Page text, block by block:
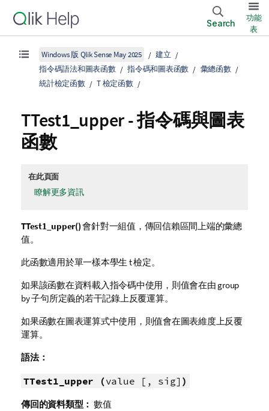
Search
功能
表
Windows 版 Qlik Sense May 2025
建立
指令碼語法和圖表函數
指令碼和圖表函數
彙總函數
統計檢定函數
T 檢定函數
TTest1_upper- 指令碼與圖表
函數
在此頁面
瞭解更多資訊
TTest1_upper()會針對一組值，傳回信賴區間上端的彙總
值。
此函數適用於單一樣本學生 t 檢定。
如果該函數在資料載入指令碼中使用，則值會在由 group
by 子句所定義的若干記錄上反覆運算。
如果函數在圖表運算式中使用，則值會在圖表維度上反覆
運算。
語法：
TTest1_upper (value [, sig] )
傳回的資料類型： 數值